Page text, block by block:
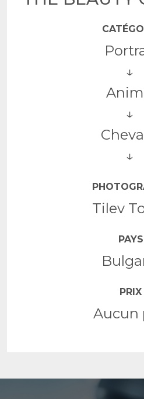
Tilev
PAYS
PRIX
Aucun